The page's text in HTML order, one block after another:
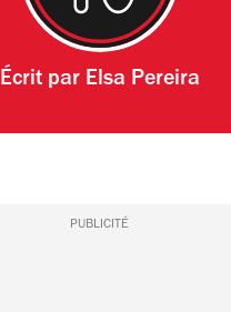
Écrit par Elsa Pereira
PUBLICITÉ